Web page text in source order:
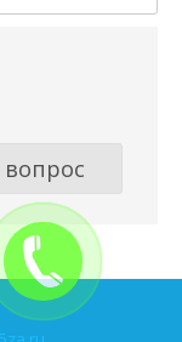
вопрос